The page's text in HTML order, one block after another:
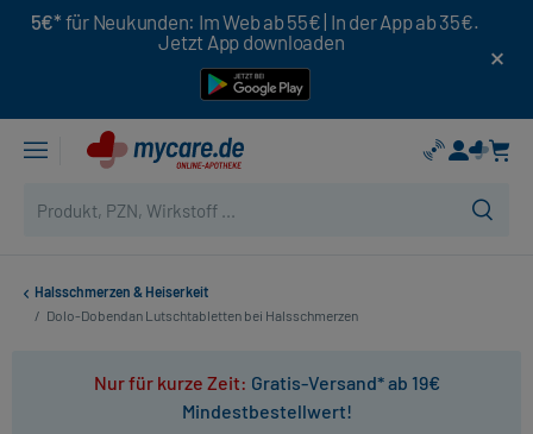
5€* für Neukunden: Im Web ab 55€ | In der App ab 35€.
Jetzt App downloaden
Halsschmerzen & Heiserkeit
/ Dolo-Dobendan Lutschtabletten bei Halsschmerzen
Nur für kurze Zeit: Gratis-Versand* ab 19€
Mindestbestellwert!